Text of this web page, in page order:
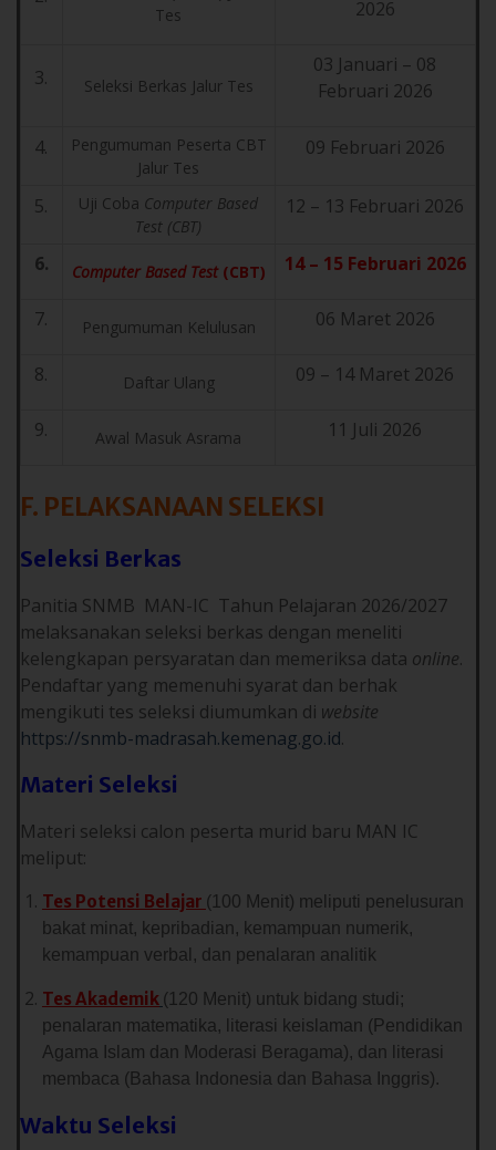
Tes
2026
3. Seleksi Berkas Jalur Tes
03 Januari – 08
Februari 2026
4.
Pengumuman Peserta CBT
Jalur Tes
09 Februari 2026
5. Uji Coba Computer Based
Test (CBT)
12 – 13 Februari 2026
6. Computer Based Test (CBT) 14 – 15 Februari 2026
7. Pengumuman Kelulusan 06 Maret 2026
8. Daftar Ulang 09 – 14 Maret 2026
9. Awal Masuk Asrama 11 Juli 2026
F. PELAKSANAAN SELEKSI
Seleksi Berkas
Panitia SNMB MAN-IC Tahun Pelajaran 2026/2027
melaksanakan seleksi berkas dengan meneliti
kelengkapan persyaratan dan memeriksa data online.
Pendaftar yang memenuhi syarat dan berhak
mengikuti tes seleksi diumumkan di website
https://snmb-madrasah.kemenag.go.id.
Materi Seleksi
Materi seleksi calon peserta murid baru MAN IC
meliput:
Tes Potensi Belajar (100 Menit) meliputi penelusuran
bakat minat, kepribadian, kemampuan numerik,
kemampuan verbal, dan penalaran analitik
Tes Akademik (120 Menit) untuk bidang studi;
penalaran matematika, literasi keislaman (Pendidikan
Agama Islam dan Moderasi Beragama), dan literasi
membaca (Bahasa Indonesia dan Bahasa Inggris).
Waktu Seleksi